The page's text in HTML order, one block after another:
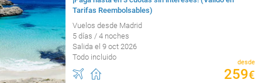
Tarifas Reembolsables)
Vuelos desde Madrid
5 días / 4 noches
Salida el 9 oct 2026
Todo incluido
desde
259€